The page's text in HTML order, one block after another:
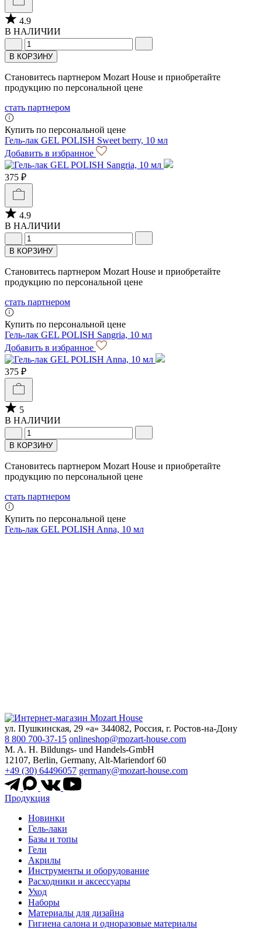
4.9
В НАЛИЧИИ
В КОРЗИНУ
Становитесь партнером Mozart House и приобретайте
продукцию по персональной цене
стать партнером
Купить по персональной цене
Гель-лак GEL POLISH Sweet berry, 10 мл
Добавить в избранное
375 ₽
4.9
В НАЛИЧИИ
В КОРЗИНУ
Становитесь партнером Mozart House и приобретайте
продукцию по персональной цене
стать партнером
Купить по персональной цене
Гель-лак GEL POLISH Sangria, 10 мл
Добавить в избранное
375 ₽
5
В НАЛИЧИИ
В КОРЗИНУ
Становитесь партнером Mozart House и приобретайте
продукцию по персональной цене
стать партнером
Купить по персональной цене
Гель-лак GEL POLISH Anna, 10 мл
ул. Пушкинская, 29 «а» 344082, Россия, г. Ростов-на-Дону
8 800 700-37-15 onlineshop@mozart-house.com
M. A. H. Bildungs- und Handels-GmbH
12107, Berlin, Germany, Alt-Mariendorf 60
+49 (30) 64496057 germany@mozart-house.com
Продукция
Новинки
Гель-лаки
Базы и топы
Гели
Акрилы
Инструменты и оборудование
Расходники и аксессуары
Уход
Наборы
Материалы для дизайна
Гигиена салона и одноразовые материалы